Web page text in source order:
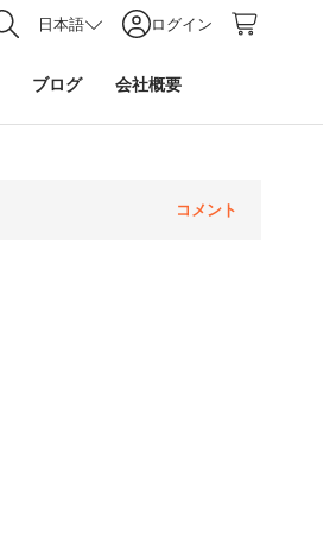
日本語 ログイン
ブログ 会社概要
コメント